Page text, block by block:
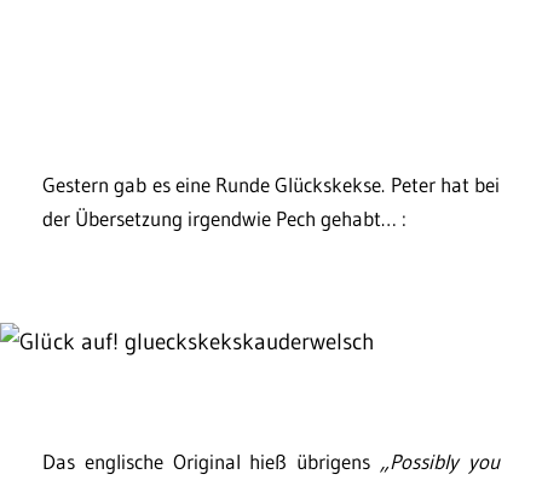
Gestern gab es eine Runde Glückskekse. Peter hat bei
der Übersetzung irgendwie Pech gehabt… :
Das englische Original hieß übrigens „Possibly you